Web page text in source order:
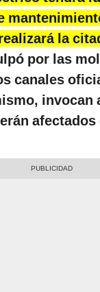
la
por las
canales
invocan
afectados